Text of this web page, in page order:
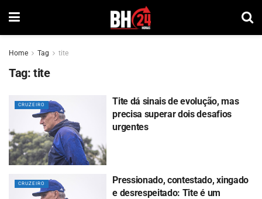
Home Tag tite
Tag: tite
CRUZEIRO
Tite dá sinais de evolução, mas
precisa superar dois desafios
urgentes
CRUZEIRO
Pressionado, contestado, xingado
e desrespeitado: Tite é um